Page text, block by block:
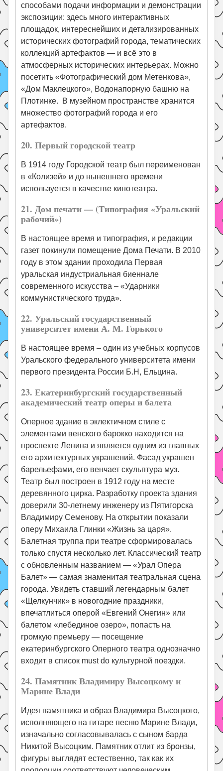
способами подачи информации и демонстрации
экспозиции: здесь много интерактивных
площадок, интереснейших и детализированных
исторических фотографий города, тематических
коллекций артефактов — и всё это в
атмосферных исторических интерьерах. Можно
посетить «Фотографический дом Метенкова»,
«Дом Маклецкого», Водонапорную башню на
Плотинке. В музейном пространстве хранится
множество фотографий города и его
артефактов.
20. Первый городской театр
В 1914 году Городской театр был переименован
в «Колизей» и до нынешнего времени
используется в качестве кинотеатра.
21. Дом печати — (Типография «Уральский
рабочий»)
В настоящее время и типография, и редакции
газет покинули помещение Дома Печати. В 2010
году в этом здании проходила Первая
уральская индустриальная биеннале
современного искусства – «Ударники
коммунистического труда».
22. Уральский государственный
университет имени А. М. Горького
В настоящее время – один из учебных корпусов
Уральского федерального университета имени
первого президента России Б.Н, Ельцина.
23. Екатеринбургский государственный
академический театр оперы и балета
Оперное здание в эклектичном стиле с
элементами венского барокко находится на
проспекте Ленина и является одним из главных
его архитектурных украшений. Фасад украшен
барельефами, его венчает скульптура муз.
Театр был построен в 1912 году на месте
деревянного цирка. Разработку проекта здания
доверили 30-летнему инженеру из Пятигорска
Владимиру Семенову. На открытии показали
оперу Михаила Глинки «Жизнь за царя».
Балетная труппа при театре сформировалась
только спустя несколько лет. Классический театр
с обновленным названием — «Урал Опера
Балет» — самая знаменитая театральная сцена
города. Увидеть ставший легендарным балет
«Щелкунчик» в новогодние праздники,
впечатлиться оперой «Евгений Онегин» или
балетом «лебединое озеро», попасть на
громкую премьеру — посещение
екатеринбургского Оперного театра однозначно
входит в список must do культурной поездки.
24. Памятник Владимиру Высоцкому и
Марине Влади
Идея памятника и образ Владимира Высоцкого,
исполняющего на гитаре песню Марине Влади,
изначально согласовывалась с сыном барда
Никитой Высоцким. Памятник отлит из бронзы,
фигуры выглядят естественно, так как их